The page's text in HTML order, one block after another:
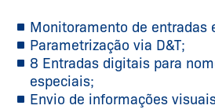
Monitoramento de entradas
Parametrização via D&T;
8 Entradas digitais para
especiais;
Envio de informações